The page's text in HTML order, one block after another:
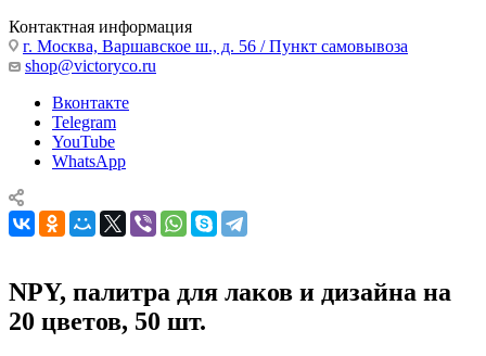
Контактная информация
г. Москва, Варшавское ш., д. 56 / Пункт самовывоза
shop@victoryco.ru
Вконтакте
Telegram
YouTube
WhatsApp
NPY, палитра для лаков и дизайна на
20 цветов, 50 шт.